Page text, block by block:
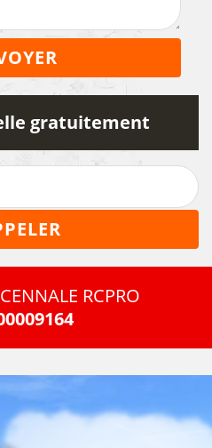
gratuitement
RCPRO